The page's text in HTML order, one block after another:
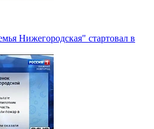
Нижегородская" стартовал в